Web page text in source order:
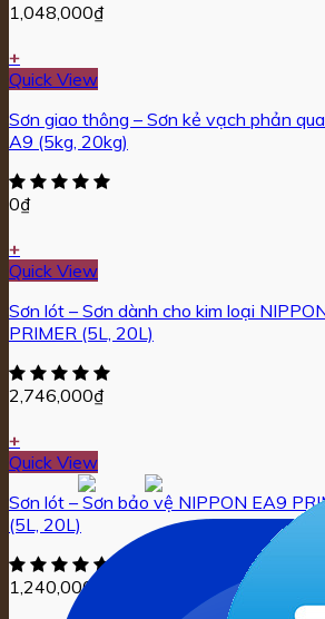
1,048,000₫
+
Quick View
Sơn giao thông – Sơn kẻ vạch phản
A9 (5kg, 20kg)
0₫
+
Quick View
Sơn lót – Sơn dành cho kim loại
PRIMER (5L, 20L)
2,746,000₫
+
Quick View
Sơn lót – Sơn bảo vệ NIPPON EA9
(5L, 20L)
1,240,000